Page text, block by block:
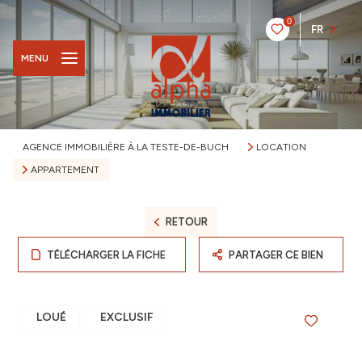
0
FR
MENU
AGENCE IMMOBILIÈRE À LA TESTE-DE-BUCH
LOCATION
APPARTEMENT
RETOUR
TÉLÉCHARGER LA FICHE PARTAGER CE BIEN
LOUÉ EXCLUSIF